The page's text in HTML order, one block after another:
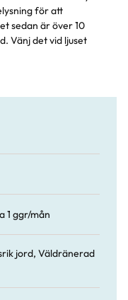
för att
sedan är över 10
Vänj det vid ljuset
1 ggr/mån
jord, Väldränerad